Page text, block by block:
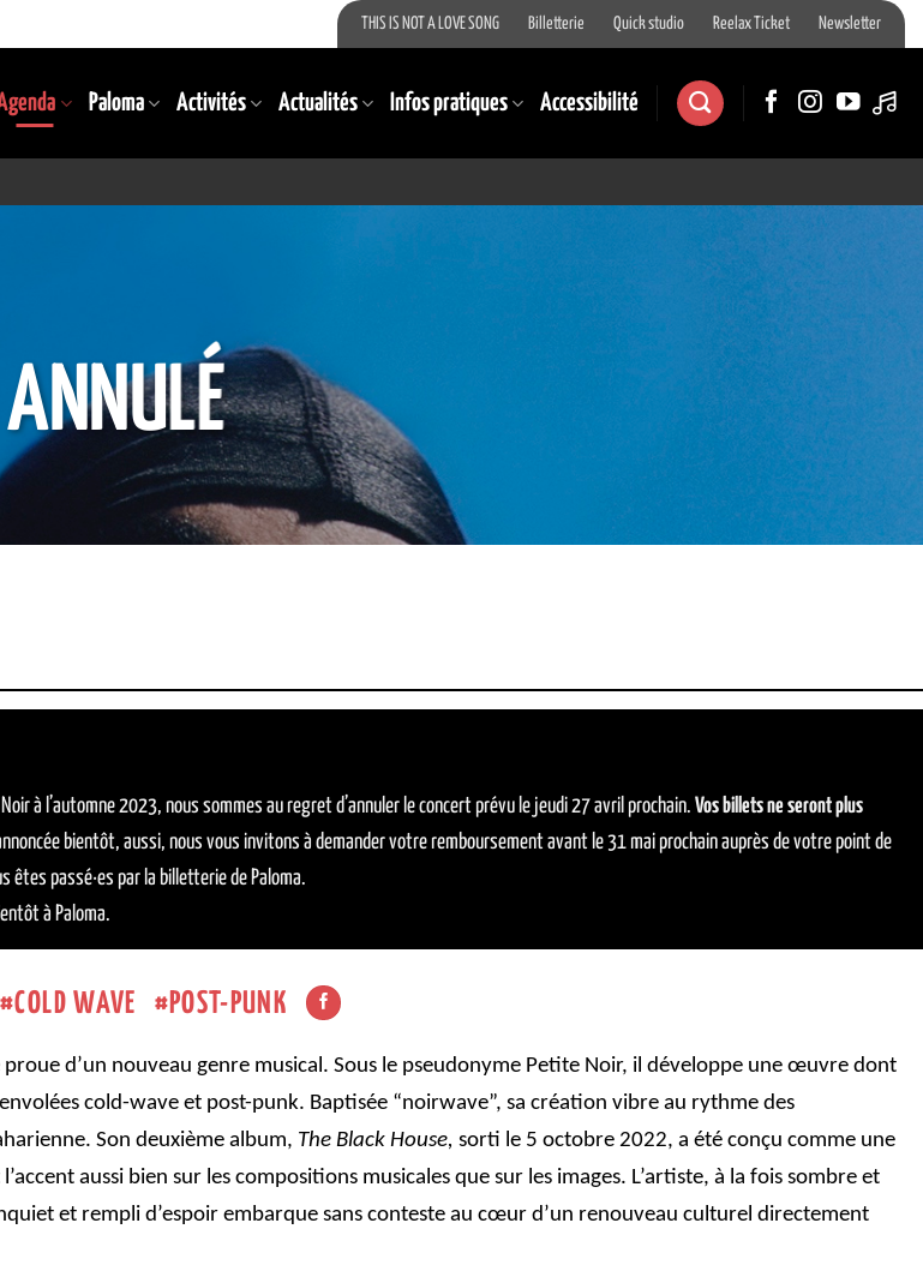
THIS IS NOT A LOVE SONG Billetterie Quick studio Reelax Ticket Newsletter
Paloma Activités Actualités Infos pratiques Accessibilité
ANNULÉ
à l’automne 2023, nous sommes au regret d’annuler le concert prévu le jeudi 27 avril prochain. Vos billets ne seront plus
bientôt, aussi, nous vous invitons à demander votre remboursement avant le 31 mai prochain auprès de votre point de
êtes passé·es par la billetterie de Paloma.
à Paloma.
COLD WAVE POST-PUNK
d’un nouveau genre musical. Sous le pseudonyme Petite Noir, il développe une œuvre dont
cold-wave et post-punk. Baptisée “noirwave”, sa création vibre au rythme des
Son deuxième album, The Black House, sorti le 5 octobre 2022, a été conçu comme une
aussi bien sur les compositions musicales que sur les images. L’artiste, à la fois sombre et
et rempli d’espoir embarque sans conteste au cœur d’un renouveau culturel directement